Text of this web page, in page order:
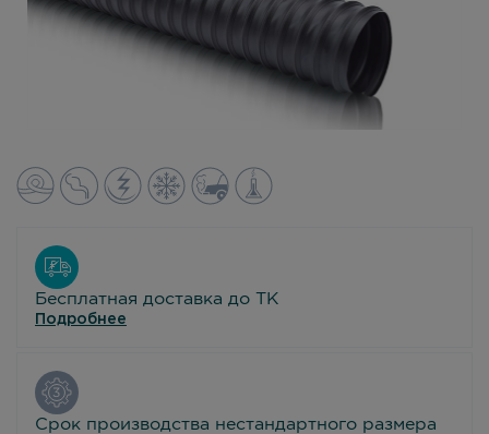
Бесплатная доставка до ТК
Подробнее
Срок производства нестандартного размера